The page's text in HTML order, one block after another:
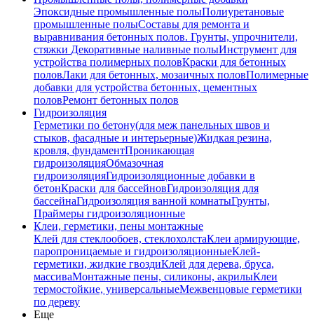
Эпоксидные промышленные полыПолиуретановые
промышленные полыСоставы для ремонта и
выравнивания бетонных полов. Грунты, упрочнители,
стяжки Декоративные наливные полыИнструмент для
устройства полимерных половКраски для бетонных
половЛаки для бетонных, мозаичных половПолимерные
добавки для устройства бетонных, цементных
половРемонт бетонных полов
Гидроизоляция
Герметики по бетону(для меж панельных швов и
стыков, фасадные и интерьерные)Жидкая резина,
кровля, фундаментПроникающая
гидроизоляцияОбмазочная
гидроизоляцияГидроизоляционные добавки в
бетонКраски для бассейновГидроизоляция для
бассейнаГидроизоляция ванной комнатыГрунты,
Праймеры гидроизоляционные
Клеи, герметики, пены монтажные
Клей для стеклообоев, стеклохолстаКлеи армирующие,
паропроницаемые и гидроизоляционныеКлей-
герметики, жидкие гвоздиКлей для дерева, бруса,
массиваМонтажные пены, силиконы, акрилыКлеи
термостойкие, универсальныеМежвенцовые герметики
по дереву
Еще